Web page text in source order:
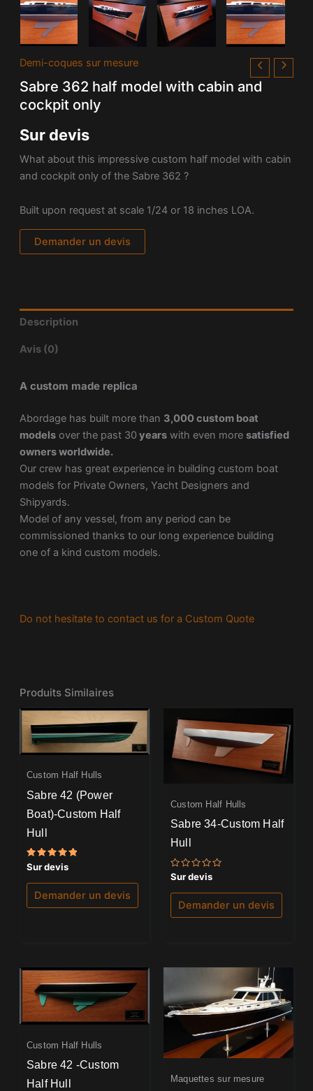
Demi-coques sur mesure
Sabre 362 half model with cabin and
cockpit only
Sur devis
What about this impressive custom half model with cabin
and cockpit only of the Sabre 362 ?
Built upon request at scale 1/24 or 18 inches LOA.
Demander un devis
Description
Avis (0)
A custom made replica
Abordage has built more than 3,000 custom boat
modelsover the past 30 yearswith even more satisfied
owners worldwide.
Our crew has great experience in building custom boat
models for Private Owners, Yacht Designers and
Shipyards.
Model of any vessel, from any period can be
commissioned thanks to our long experience building
one of a kind custom models.
Do not hesitate to contact us for a Custom Quote
Produits Similaires
Custom Half Hulls
Sabre 42 (Power
Boat)-Custom Half
Hull
Note
5.00
sur 5
Sur devis
Demander un devis
Custom Half Hulls
Sabre 34-Custom Half
Hull
Note
0
sur
Sur devis
Demander un devis
Custom Half Hulls
Sabre 42 -Custom
Half Hull
Maquettes sur mesure